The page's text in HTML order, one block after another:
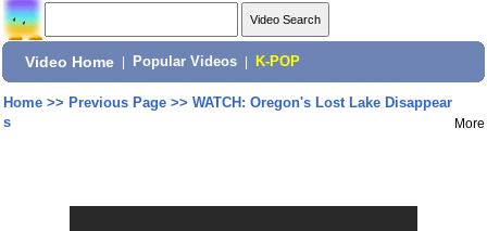
Video Home Popular Videos K-POP
Home>> Previous Page>> WATCH: Oregon's Lost Lake Disappear
s
More